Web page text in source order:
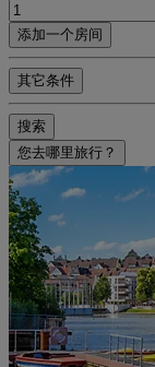
添加一个房间
其它条件
搜索
您去哪里旅行？